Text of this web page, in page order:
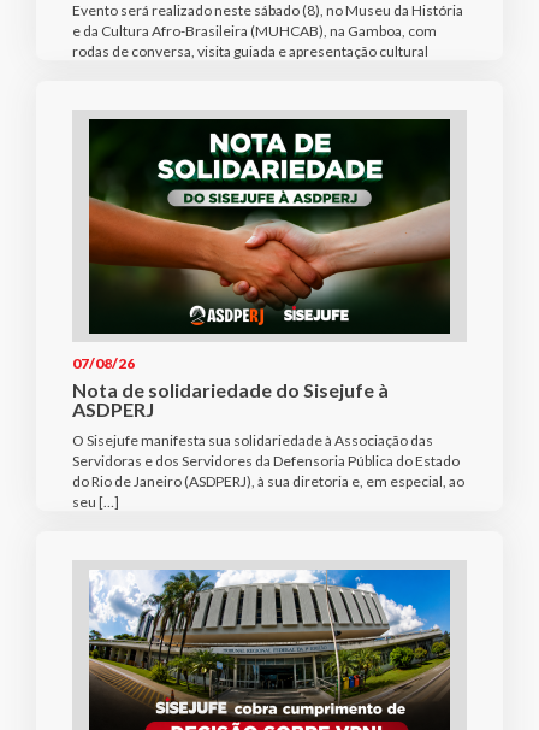
Evento será realizado neste sábado (8), no Museu da História
e da Cultura Afro-Brasileira (MUHCAB), na Gamboa, com
rodas de conversa, visita guiada e apresentação cultural
07/08/26
Nota de solidariedade do Sisejufe à
ASDPERJ
O Sisejufe manifesta sua solidariedade à Associação das
Servidoras e dos Servidores da Defensoria Pública do Estado
do Rio de Janeiro (ASDPERJ), à sua diretoria e, em especial, ao
seu […]